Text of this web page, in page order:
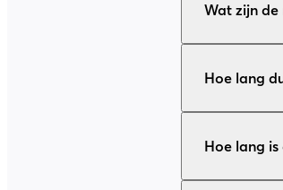
Wat zijn
Hoe lang
Hoe lang